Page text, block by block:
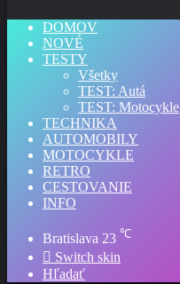
DOMOV
NOVÉ
TESTY
Všetky
TEST: Autá
TEST: Motocykle
TECHNIKA
AUTOMOBILY
MOTOCYKLE
RETRO
CESTOVANIE
INFO
Bratislava 23 ℃
Switch skin
Hľadať